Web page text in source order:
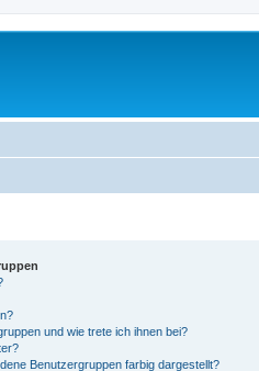
und wie trete ich ihnen bei?
Benutzergruppen farbig dargestellt?